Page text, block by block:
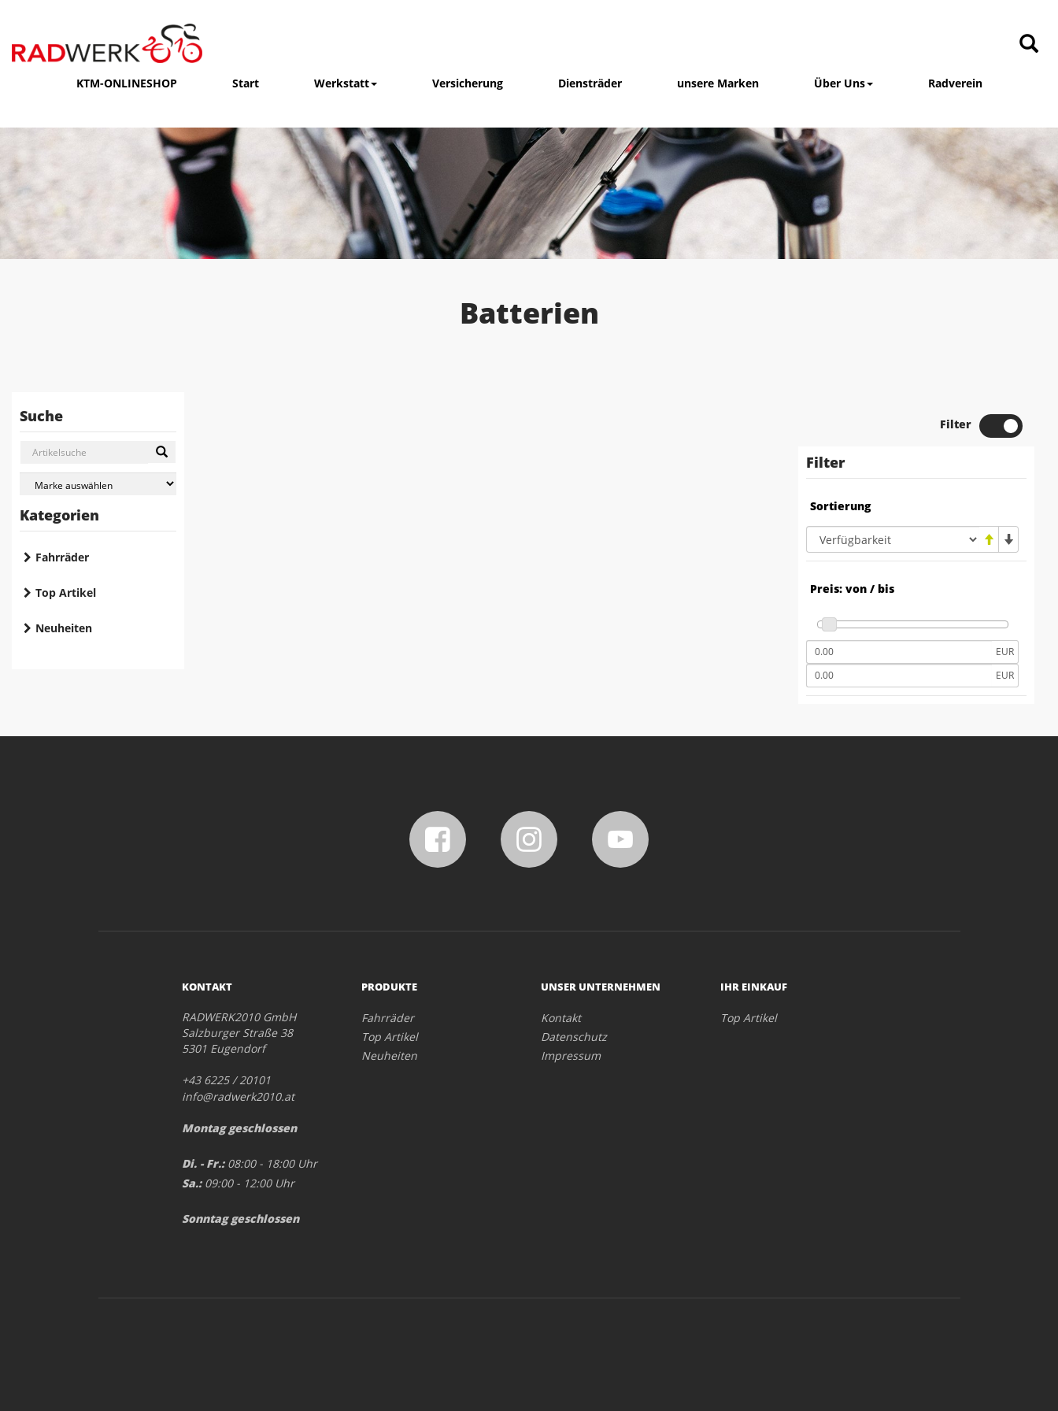
KTM-ONLINESHOP Start Werkstatt Versicherung Diensträder unsere Marken Über Uns Radverein
Batterien
Suche
Kategorien
Fahrräder
Top Artikel
Neuheiten
Filter
Filter
Sortierung
Preis: von / bis
EUR
EUR
KONTAKT
RADWERK2010 GmbH
Salzburger Straße 38
5301 Eugendorf
+43 6225 / 20101
info@radwerk2010.at
Montag geschlossen
Di. - Fr.:08:00 - 18:00 Uhr
Sa.:09:00 - 12:00 Uhr
Sonntag geschlossen
PRODUKTE
Fahrräder
Top Artikel
Neuheiten
UNSER UNTERNEHMEN
Kontakt
Datenschutz
Impressum
IHR EINKAUF
Top Artikel